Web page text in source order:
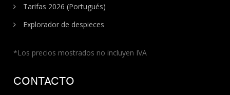
Tarifas 2026 (Portugués)
Explorador de despieces
*Los precios mostrados no incluyen IVA
CONTACTO